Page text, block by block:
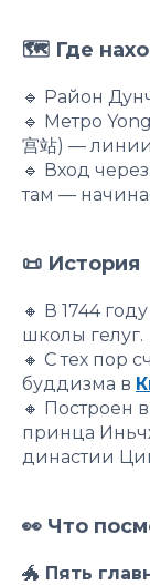
🗺 Где
🔹 Район
🔹 Метро
宫站) —
🔹 Вход
там —
📜 История
🔸 В 1744
школы гелуг.
🔸 С тех пор
буддизма в
🔸 Построен
принца
династии
👀 Что
🐲 Пять